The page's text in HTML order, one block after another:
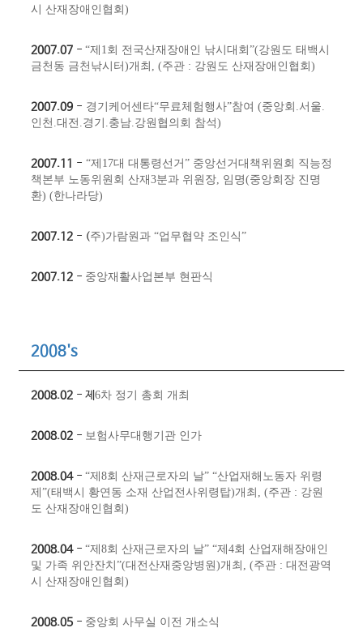
시 산재장애인협회)
2007.07 - ​ “제1회 전국산재장애인 낚시대회”(강원도 태백시
금천동 금천낚시터)개최, (주관 : 강원도 산재장애인협회)
2007.09 - ​ 경기케어센타“무료체험행사”참여 (중앙회.서울.
인천.대전.경기.충남.강원협의회 참석)
2007.11 - “제17대 대통령선거” 중앙선거대책위원회 직능정
책본부 노동위원회 산재3분과 위원장, 임명(중앙회장 진명
환) (한나라당)
2007.12 - ​​(주)가람원과 “업무협약 조인식”
2007.12 - ​ 중앙재활사업본부 현판식
2008's
2008.02 - 제 6차 정기 총회 개최
2008.02 - ​ 보험사무대행기관 인가
2008.04 - ​ “제8회 산재근로자의 날” “산업재해노동자 위령
제”(태백시 황연동 소재 산업전사위령탑)개최, (주관 : 강원
도 산재장애인협회)
2008.04 - ​ “제8회 산재근로자의 날” “제4회 산업재해장애인
및 가족 위안잔치”(대전산재중앙병원)개최, (주관 : 대전광역
시 산재장애인협회)
2008.05 - ​ 중앙회 사무실 이전 개소식